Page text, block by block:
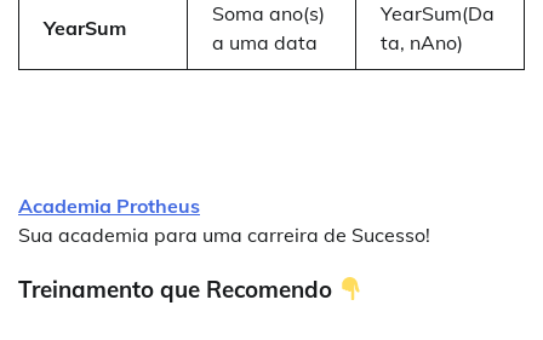
YearSum
Soma ano(s)
a uma data
YearSum(Da
ta, nAno)
Academia Protheus
Sua academia para uma carreira de Sucesso!
Treinamento que Recomendo